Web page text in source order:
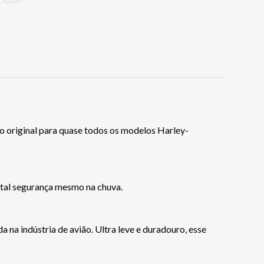
original para quase todos os modelos Harley-
segurança mesmo na chuva.
na indústria de avião. Ultra leve e duradouro, esse